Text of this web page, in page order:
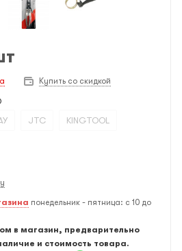
Купить со скидкой
JTC KINGTOOL
понедельник - пятница: с 10 до
в магазин, предварительно
и стоимость товара.